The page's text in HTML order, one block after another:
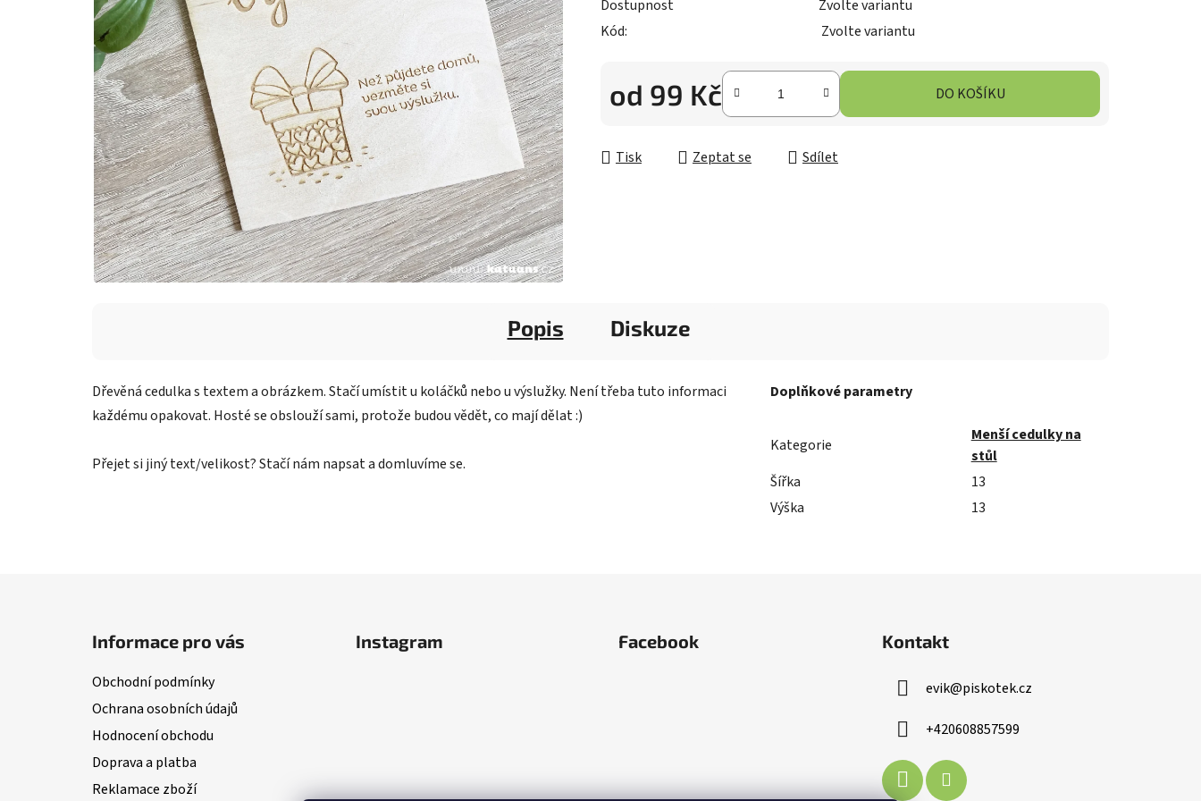
5
hvězdiček.
Dostupnost
Zvolte variantu
Kód:
Zvolte variantu
od 99 Kč DO KOŠÍKU
Tisk Zeptat se Sdílet
Popis Diskuze
Dřevěná cedulka s textem a obrázkem. Stačí umístit u koláčků nebo u výslužky. Není třeba tuto informaci
každému opakovat. Hosté se obslouží sami, protože budou vědět, co mají dělat :)
Přejet si jiný text/velikost? Stačí nám napsat a domluvíme se.
Doplňkové parametry
Kategorie
Menší cedulky na
stůl
Šířka
13
Výška
13
Informace pro vás
Obchodní podmínky
Ochrana osobních údajů
Hodnocení obchodu
Doprava a platba
Reklamace zboží
Instagram Facebook Kontakt
evik@piskotek.cz
+420608857599